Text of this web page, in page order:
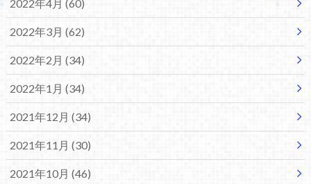
2022年4月 (60)
2022年3月 (62)
2022年2月 (34)
2022年1月 (34)
2021年12月 (34)
2021年11月 (30)
2021年10月 (46)